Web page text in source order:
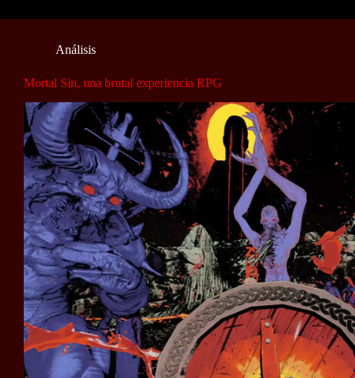
Análisis
Mortal Sin, una brutal experiencia RPG